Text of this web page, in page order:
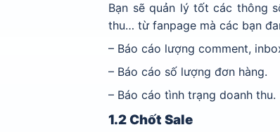
Bạn sẽ quản lý tốt các thông
thu… từ fanpage mà các bạn
– Báo cáo lượng comment,
– Báo cáo số lượng đơn hàng.
– Báo cáo tình trạng doanh thu.
1.2 Chốt Sale